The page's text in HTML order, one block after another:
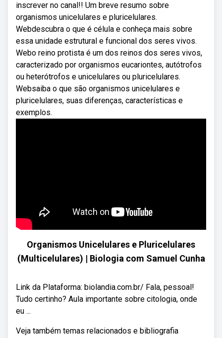
inscrever no canal!! Um breve resumo sobre
organismos unicelulares e pluricelulares.
Webdescubra o que é célula e conheça mais sobre
essa unidade estrutural e funcional dos seres vivos.
Webo reino protista é um dos reinos dos seres vivos,
caracterizado por organismos eucariontes, autótrofos
ou heterótrofos e unicelulares ou pluricelulares.
Websaiba o que são organismos unicelulares e
pluricelulares, suas diferenças, características e
exemplos.
Organismos Unicelulares e Pluricelulares
(Multicelulares) | Biologia com Samuel Cunha
Link da Plataforma: biolandia.com.br/ Fala, pessoal!
Tudo certinho? Aula importante sobre citologia, onde
eu ...
Veja também temas relacionados e bibliografia